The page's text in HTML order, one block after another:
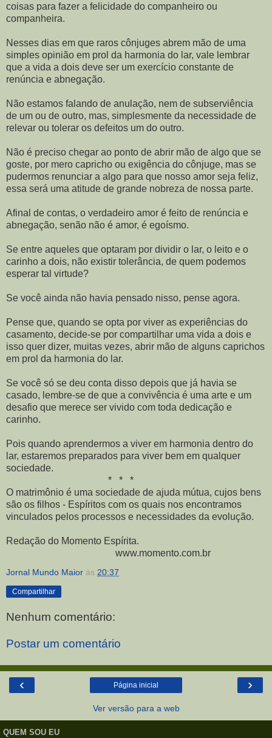
coisas para fazer a felicidade do companheiro ou
companheira.
Nesses dias em que raros cônjuges abrem mão de uma
simples opinião em prol da harmonia do lar, vale lembrar
que a vida a dois deve ser um exercício constante de
renúncia e abnegação.
Não estamos falando de anulação, nem de subserviência
de um ou de outro, mas, simplesmente da necessidade de
relevar ou tolerar os defeitos um do outro.
Não é preciso chegar ao ponto de abrir mão de algo que se
goste, por mero capricho ou exigência do cônjuge, mas se
pudermos renunciar a algo para que nosso amor seja feliz,
essa será uma atitude de grande nobreza de nossa parte.
Afinal de contas, o verdadeiro amor é feito de renúncia e
abnegação, senão não é amor, é egoísmo.
Se entre aqueles que optaram por dividir o lar, o leito e o
carinho a dois, não existir tolerância, de quem podemos
esperar tal virtude?
Se você ainda não havia pensado nisso, pense agora.
Pense que, quando se opta por viver as experiências do
casamento, decide-se por compartilhar uma vida a dois e
isso quer dizer, muitas vezes, abrir mão de alguns caprichos
em prol da harmonia do lar.
Se você só se deu conta disso depois que já havia se
casado, lembre-se de que a convivência é uma arte e um
desafio que merece ser vivido com toda dedicação e
carinho.
Pois quando aprendermos a viver em harmonia dentro do
lar, estaremos preparados para viver bem em qualquer
sociedade.
* * *
O matrimônio é uma sociedade de ajuda mútua, cujos bens
são os filhos - Espíritos com os quais nos encontramos
vinculados pelos processos e necessidades da evolução.
Redação do Momento Espírita.
www.momento.com.br
Jornal Mundo Maior às 20:37
Compartilhar
Nenhum comentário:
Postar um comentário
‹ ›
Página inicial
Ver versão para a web
QUEM SOU EU